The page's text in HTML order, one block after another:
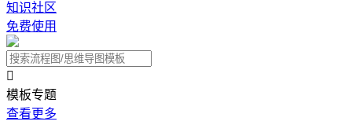
知识社区
免费使用

模板专题
查看更多